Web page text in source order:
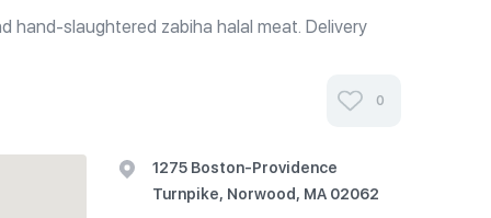
hand-slaughtered zabiha halal meat. Delivery
and RI areas, and special occasion (weddings,
0
1275 Boston-Providence
Turnpike, Norwood, MA 02062